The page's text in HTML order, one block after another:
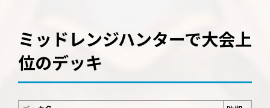
ミッドレンジハンターで大会上
位のデッキ